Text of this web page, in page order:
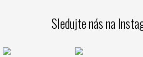
Leden 2025
Listopad 2024
Sledujte nás na